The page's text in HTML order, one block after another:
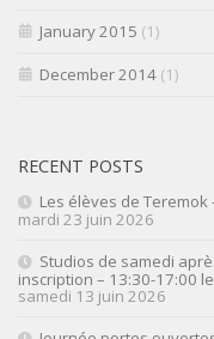
January 2015 (1)
December 2014 (1)
RECENT POSTS
Les élèves de
mardi 23 juin 2026
Studios de samedi
inscription – 13:30-17:00
samedi 13 juin 2026